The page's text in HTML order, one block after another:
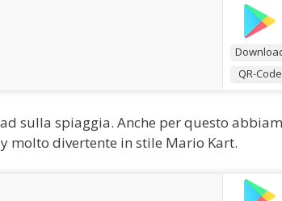
QR-Code
sulla spiaggia. Anche per questo
molto divertente in stile Mario Kart.